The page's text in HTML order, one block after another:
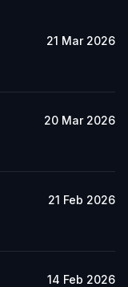
21 Mar 2026
20 Mar 2026
21 Feb 2026
14 Feb 2026